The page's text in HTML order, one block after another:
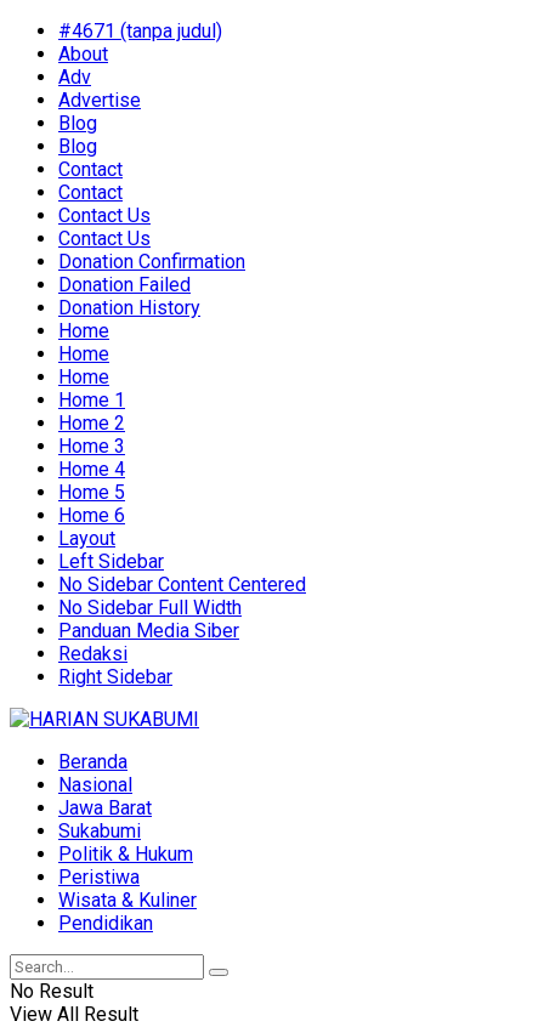
#4671 (tanpa judul)
About
Adv
Advertise
Blog
Blog
Contact
Contact
Contact Us
Contact Us
Donation Confirmation
Donation Failed
Donation History
Home
Home
Home
Home 1
Home 2
Home 3
Home 4
Home 5
Home 6
Layout
Left Sidebar
No Sidebar Content Centered
No Sidebar Full Width
Panduan Media Siber
Redaksi
Right Sidebar
Beranda
Nasional
Jawa Barat
Sukabumi
Politik & Hukum
Peristiwa
Wisata & Kuliner
Pendidikan
No Result
View All Result